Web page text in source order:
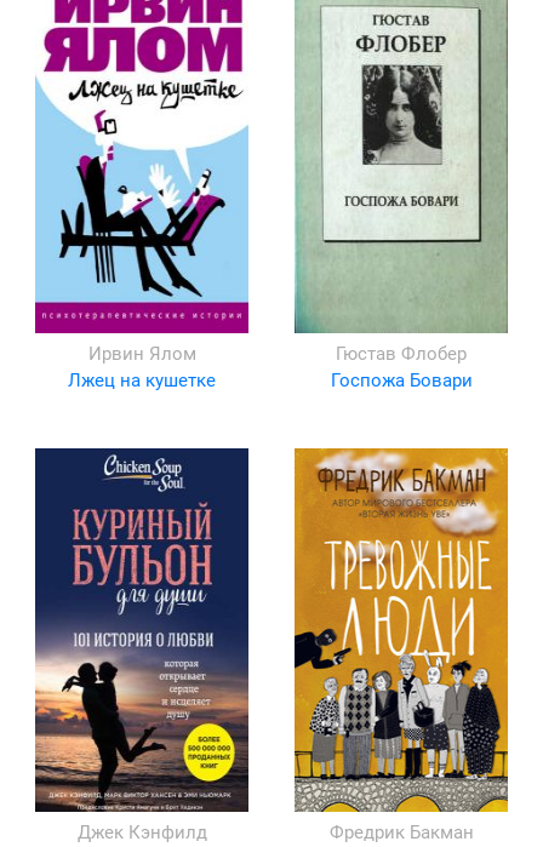
Ирвин Ялом
Лжец на кушетке
Гюстав Флобер
Госпожа Бовари
Джек Кэнфилд
Фредрик Бакман